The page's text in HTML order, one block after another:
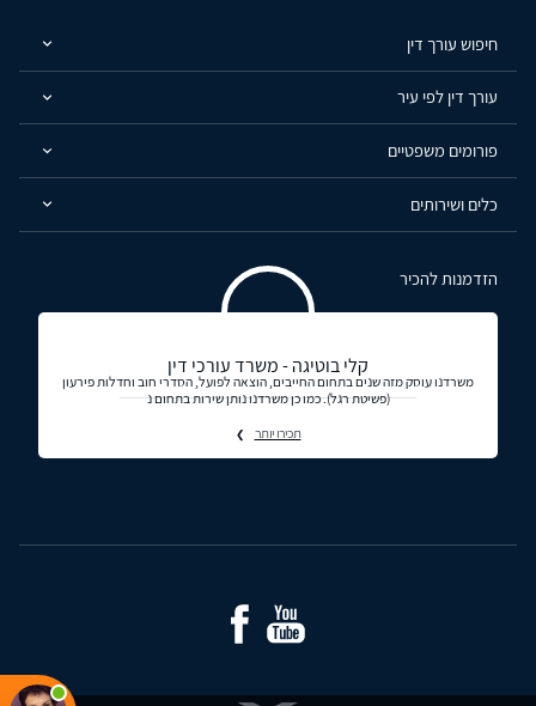
חיפוש עורך דין
עורך דין לפי עיר
פורומים משפטיים
כלים ושירותים
הזדמנות להכיר
קלי בוטיגה - משרד עורכי דין
משרדנו עוסק מזה שנים בתחום החייבים, הוצאה לפועל, הסדרי חוב וחדלות פירעון
(פשיטת רגל). כמו כן משרדנו נותן שירות בתחום נ
תכירו יותר